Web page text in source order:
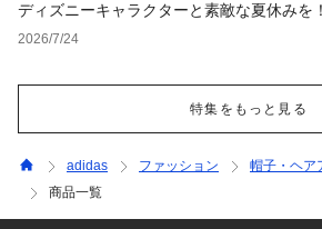
ディズニーキャラクターと素敵な夏休みを
集
2026/7/24
特集をもっと見る
adidas ファッション 帽子・ヘア
商品一覧